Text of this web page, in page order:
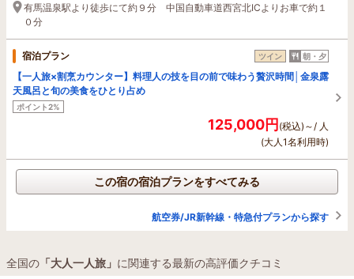
有馬温泉駅より徒歩にて約９分 中国自動車道西宮北ICよりお車で約１
０分
宿泊プラン ツイン 朝・夕
【一人旅×割烹カウンター】料理人の技を目の前で味わう贅沢時間│金泉露
天風呂と旬の美食をひとり占め
ポイント2%
125,000円(税込)～/ 人
(大人1名利用時)
この宿の宿泊プランをすべてみる
航空券/JR新幹線・特急付プランから探す
全国の 「大人一人旅」 に関連する最新の高評価クチコミ